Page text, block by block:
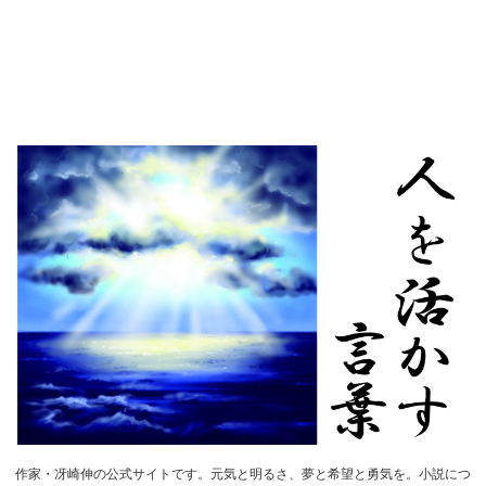
作家・冴崎伸の公式サイトです。元気と明るさ、夢と希望と勇気を。小説につ